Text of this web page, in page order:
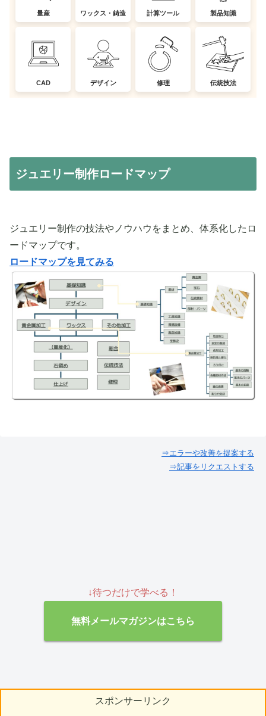
量産 ワックス・鋳造 計算ツール 製品知識
CAD デザイン 修理 伝統技法
ジュエリー制作ロードマップ
ジュエリー制作の技法やノウハウをまとめ、体系化したロ
ードマップです。
ロードマップを見てみる
⇒エラーや改善を提案する
⇒記事をリクエストする
↓待つだけで学べる！
無料メールマガジンはこちら
スポンサーリンク